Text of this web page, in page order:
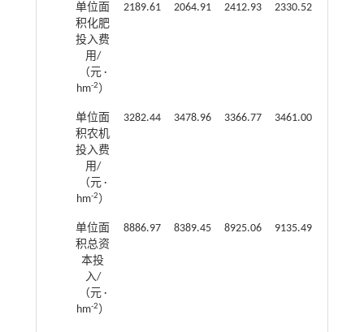
单位面
积化肥
投入费
用/
（元 ·
hm-2）
2189.61 2064.91 2412.93 2330.52
单位面
积农机
投入费
用/
（元 ·
hm-2）
3282.44 3478.96 3366.77 3461.00
单位面
积总资
本投
入/
（元 ·
hm-2）
8886.97 8389.45 8925.06 9135.49